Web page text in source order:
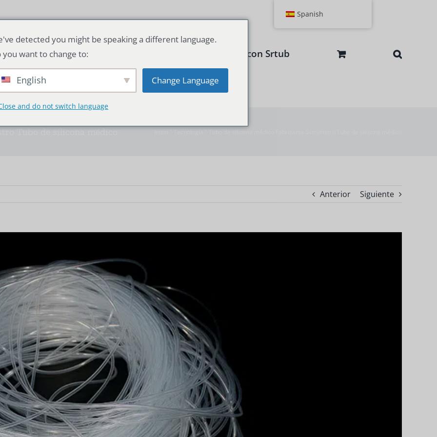
Solución de tubo de silicona Contactar con Srtub
Tubo de silicona médico
Anterior Siguiente
Spanish
detected you might be speaking a different language.
you want to change to:
English Change Language
and do not switch language